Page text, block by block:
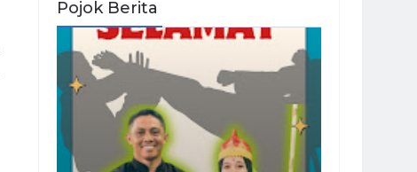
Pojok Berita